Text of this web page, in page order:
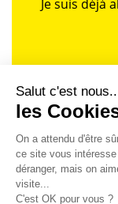
Je suis déjà